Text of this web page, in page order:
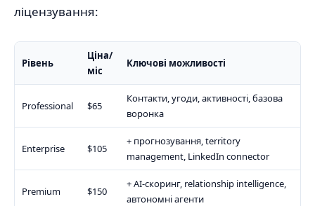
ліцензування:
Рівень
Ціна/
міс
Ключові можливості
Professional $65
Контакти, угоди, активності, базова
воронка
Enterprise $105
+ прогнозування, territory
management, LinkedIn connector
Premium $150
+ AI-скоринг, relationship intelligence,
автономні агенти